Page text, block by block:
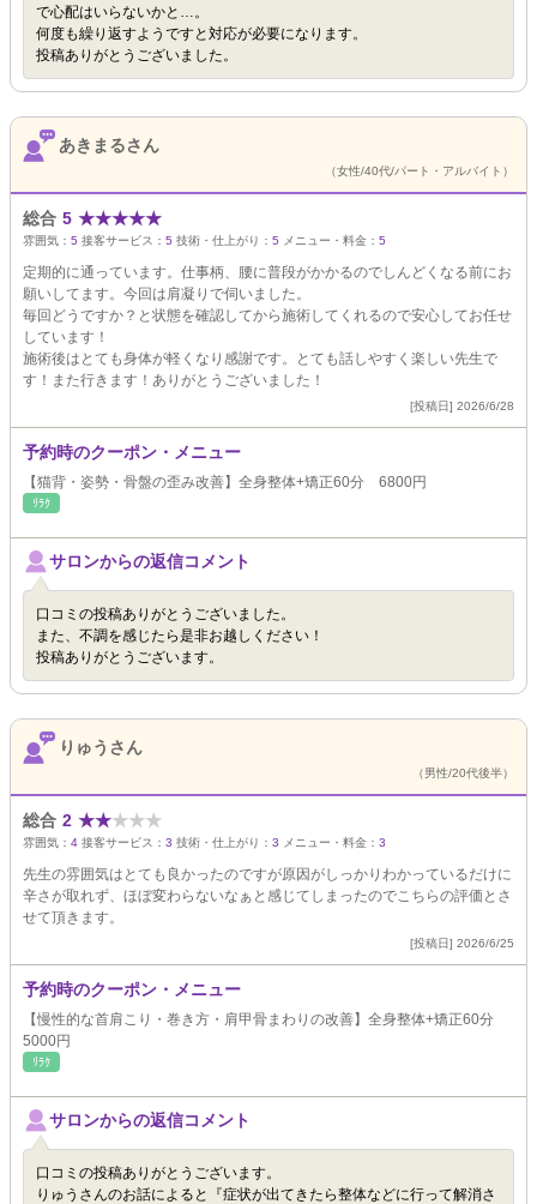
で心配はいらないかと…。
何度も繰り返すようですと対応が必要になります。
投稿ありがとうございました。
あきまるさん
（女性/40代/パート・アルバイト）
総合 5 ★★★★★
雰囲気： 5 接客サービス： 5 技術・仕上がり： 5 メニュー・料金： 5
定期的に通っています。仕事柄、腰に普段がかかるのでしんどくなる前にお
願いしてます。今回は肩凝りで伺いました。
毎回どうですか？と状態を確認してから施術してくれるので安心してお任せ
しています！
施術後はとても身体が軽くなり感謝です。とても話しやすく楽しい先生で
す！また行きます！ありがとうございました！
[投稿日] 2026/6/28
予約時のクーポン・メニュー
【猫背・姿勢・骨盤の歪み改善】全身整体+矯正60分 6800円
ﾘﾗｸ
サロンからの返信コメント
口コミの投稿ありがとうございました。
また、不調を感じたら是非お越しください！
投稿ありがとうございます。
りゅうさん
（男性/20代後半）
総合 2 ★★★★★
雰囲気： 4 接客サービス： 3 技術・仕上がり： 3 メニュー・料金： 3
先生の雰囲気はとても良かったのですが原因がしっかりわかっているだけに
辛さが取れず、ほぼ変わらないなぁと感じてしまったのでこちらの評価とさ
せて頂きます。
[投稿日] 2026/6/25
予約時のクーポン・メニュー
【慢性的な首肩こり・巻き方・肩甲骨まわりの改善】全身整体+矯正60分
5000円
ﾘﾗｸ
サロンからの返信コメント
口コミの投稿ありがとうございます。
りゅうさんのお話によると『症状が出てきたら整体などに行って解消さ